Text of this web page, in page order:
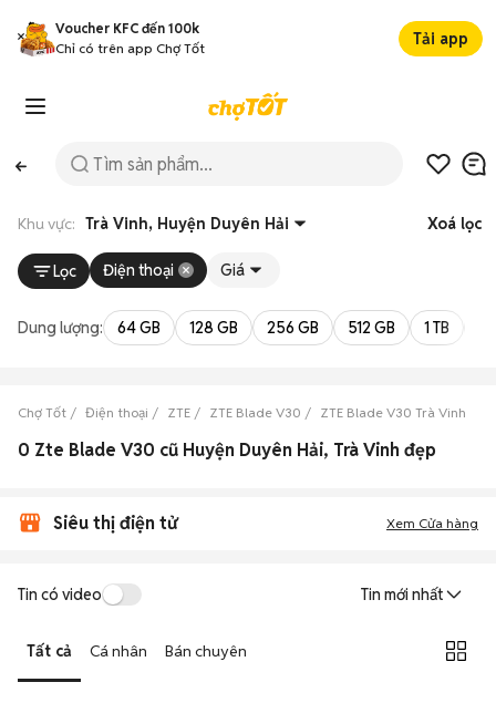
Voucher KFC đến 100k
Chỉ có trên app Chợ Tốt
Tải app
Khu vực: Trà Vinh, Huyện Duyên Hải Xoá lọc
Lọc Điện thoại Giá
Dung lượng: 64 GB 128 GB 256 GB 512 GB 1 TB
Chợ Tốt Điện thoại ZTE ZTE Blade V30 ZTE Blade V30 Trà Vinh
0 Zte Blade V30 cũ Huyện Duyên Hải, Trà Vinh đẹp
Siêu thị điện tử Xem Cửa hàng
Tin có video Tin mới nhất
Tất cả Cá nhân Bán chuyên